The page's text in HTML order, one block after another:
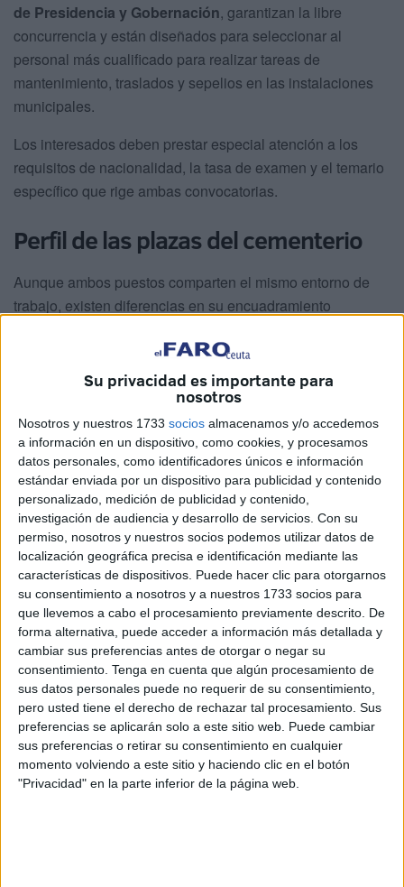
Su privacidad es importante para
nosotros
Nosotros y nuestros 1733 socios almacenamos y/o accedemos
a información en un dispositivo, como cookies, y procesamos
datos personales, como identificadores únicos e información
estándar enviada por un dispositivo para publicidad y contenido
personalizado, medición de publicidad y contenido,
investigación de audiencia y desarrollo de servicios. Con su
permiso, nosotros y nuestros socios podemos utilizar datos de
localización geográfica precisa e identificación mediante las
características de dispositivos. Puede hacer clic para otorgarnos
su consentimiento a nosotros y a nuestros 1733 socios para
que llevemos a cabo el procesamiento previamente descrito. De
forma alternativa, puede acceder a información más detallada y
cambiar sus preferencias antes de otorgar o negar su
consentimiento. Tenga en cuenta que algún procesamiento de
sus datos personales puede no requerir de su consentimiento,
pero usted tiene el derecho de rechazar tal procesamiento. Sus
preferencias se aplicarán solo a este sitio web. Puede cambiar
sus preferencias o retirar su consentimiento en cualquier
momento volviendo a este sitio y haciendo clic en el botón
"Privacidad" en la parte inferior de la página web.
de Presidencia y Gobernación, garantizan la libre
concurrencia y están diseñados para seleccionar al
personal más cualificado para realizar tareas de
mantenimiento, traslados y sepelios en las instalaciones
municipales.
Los interesados deben prestar especial atención a los
requisitos de nacionalidad, la tasa de examen y el temario
específico que rige ambas convocatorias.
Perfil de las plazas del cementerio
Aunque ambos puestos comparten el mismo entorno de
trabajo, existen diferencias en su encuadramiento
en la plantilla depersonal laboralde la Ciudad,
(OEP) para el año 2025 .
Ayudante de sepulturero: en este caso, la vacante
pertenece a la plantilla depersonal funcionario de
carrera , clasificada en elGrupo AP(Agrupaciones
Profesionales) de la Escala de Administración
Especial, Subescala Servicios Especiales y Clase
Personal de Oficios.
Ambas convocatorias han sido informadas favorablemente
por la Mesa General de Negociación de Empleados
Públicos antes de su aprobación definitiva.
Requisitos indispensables para los
aspirantes